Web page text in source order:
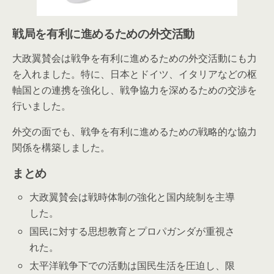
戦局を有利に進めるための外交活動
大政翼賛会は戦争を有利に進めるための外交活動にも力
を入れました。特に、日本とドイツ、イタリアなどの枢
軸国との連携を強化し、戦争協力を深めるための交渉を
行いました。
外交の面でも、戦争を有利に進めるための戦略的な協力
関係を構築しました。
まとめ
大政翼賛会は戦時体制の強化と国内統制を主導
した。
国民に対する思想教育とプロパガンダが重視さ
れた。
太平洋戦争下での活動は国民生活を圧迫し、限